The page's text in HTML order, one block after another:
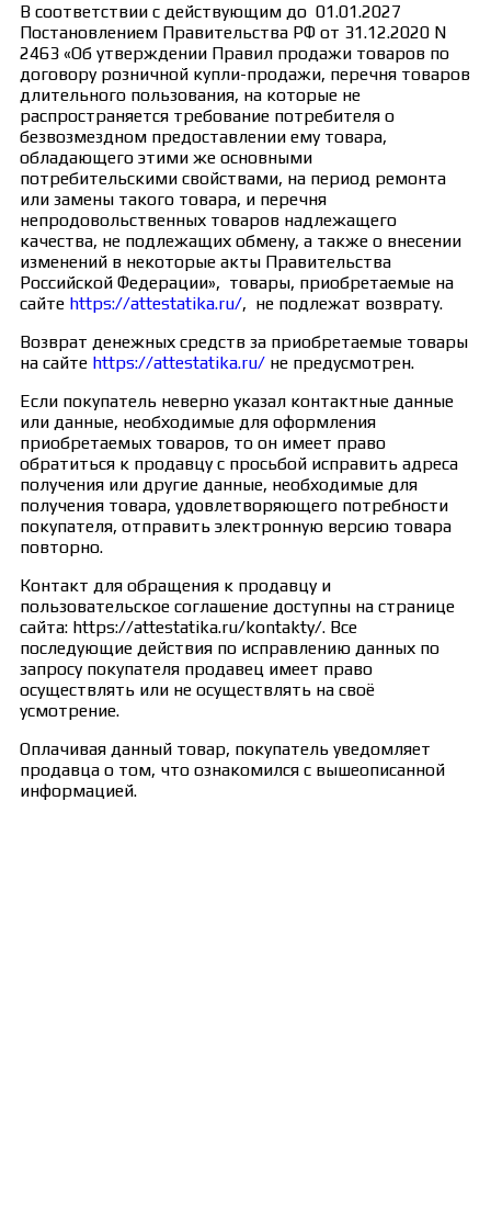
В соответствии с действующим до 01.01.2027
Постановлением Правительства РФ от 31.12.2020 N
2463 «Об утверждении Правил продажи товаров по
договору розничной купли-продажи, перечня товаров
длительного пользования, на которые не
распространяется требование потребителя о
безвозмездном предоставлении ему товара,
обладающего этими же основными
потребительскими свойствами, на период ремонта
или замены такого товара, и перечня
непродовольственных товаров надлежащего
качества, не подлежащих обмену, а также о внесении
изменений в некоторые акты Правительства
Российской Федерации», товары, приобретаемые на
сайте https://attestatika.ru/, не подлежат возврату.
Возврат денежных средств за приобретаемые товары
на сайте https://attestatika.ru/ не предусмотрен.
Если покупатель неверно указал контактные данные
или данные, необходимые для оформления
приобретаемых товаров, то он имеет право
обратиться к продавцу с просьбой исправить адреса
получения или другие данные, необходимые для
получения товара, удовлетворяющего потребности
покупателя, отправить электронную версию товара
повторно.
Контакт для обращения к продавцу и
пользовательское соглашение доступны на странице
сайта: https://attestatika.ru/kontakty/. Все
последующие действия по исправлению данных по
запросу покупателя продавец имеет право
осуществлять или не осуществлять на своё
усмотрение.
Оплачивая данный товар, покупатель уведомляет
продавца о том, что ознакомился с вышеописанной
информацией.